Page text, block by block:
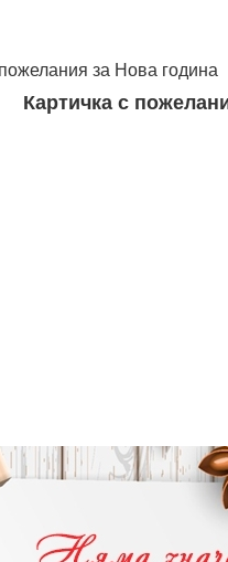
за Нова година
Картичка с